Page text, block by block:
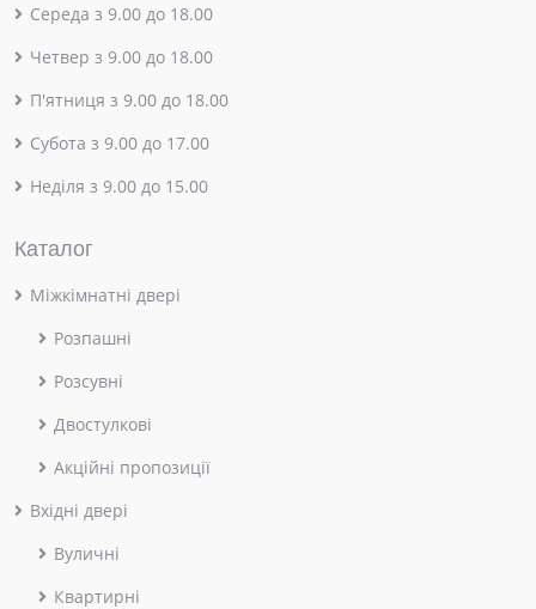
Середа з 9.00 до 18.00
Четвер з 9.00 до 18.00
П'ятниця з 9.00 до 18.00
Субота з 9.00 до 17.00
Неділя з 9.00 до 15.00
Каталог
Міжкімнатні двері
Розпашні
Розсувні
Двостулкові
Акційні пропозиції
Вхідні двері
Вуличні
Квартирні